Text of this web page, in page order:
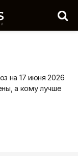
на 17 июня 2026
а кому лучше